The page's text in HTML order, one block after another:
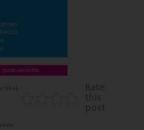
publicatie/editie
Rate
this
post